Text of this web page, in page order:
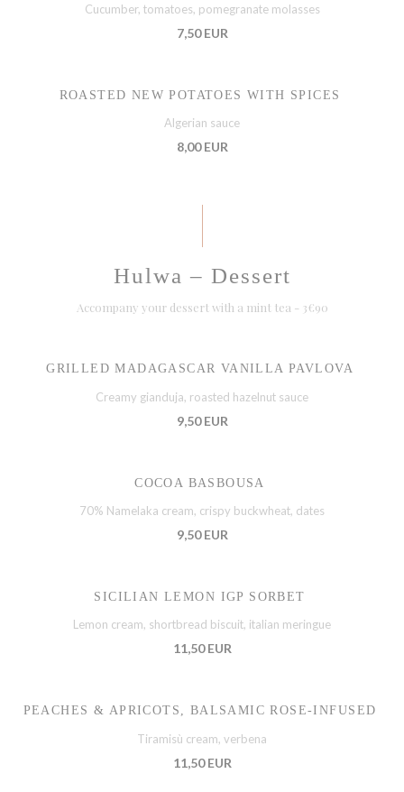
Cucumber, tomatoes, pomegranate molasses
7,50 EUR
ROASTED NEW POTATOES WITH SPICES
Algerian sauce
8,00 EUR
Hulwa – Dessert
Accompany your dessert with a mint tea - 3€90
GRILLED MADAGASCAR VANILLA PAVLOVA
Creamy gianduja, roasted hazelnut sauce
9,50 EUR
COCOA BASBOUSA
70% Namelaka cream, crispy buckwheat, dates
9,50 EUR
SICILIAN LEMON IGP SORBET
Lemon cream, shortbread biscuit, italian meringue
11,50 EUR
PEACHES & APRICOTS, BALSAMIC ROSE-INFUSED
Tiramisù cream, verbena
11,50 EUR